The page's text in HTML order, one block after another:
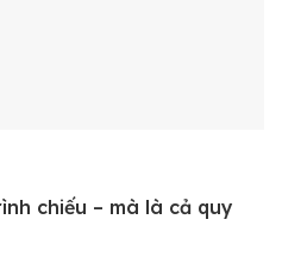
chiếu – mà là cả quy